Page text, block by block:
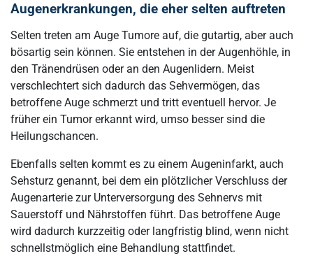
Augenerkrankungen, die eher selten auftreten
Selten treten am Auge Tumore auf, die gutartig, aber auch
bösartig sein können. Sie entstehen in der Augenhöhle, in
den Tränendrüsen oder an den Augenlidern. Meist
verschlechtert sich dadurch das Sehvermögen, das
betroffene Auge schmerzt und tritt eventuell hervor. Je
früher ein Tumor erkannt wird, umso besser sind die
Heilungschancen.
Ebenfalls selten kommt es zu einem Augeninfarkt, auch
Sehsturz genannt, bei dem ein plötzlicher Verschluss der
Augenarterie zur Unterversorgung des Sehnervs mit
Sauerstoff und Nährstoffen führt. Das betroffene Auge
wird dadurch kurzzeitig oder langfristig blind, wenn nicht
schnellstmöglich eine Behandlung stattfindet.